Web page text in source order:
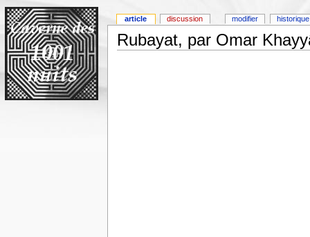
Rubayat, par Omar
article discussion modifier historique